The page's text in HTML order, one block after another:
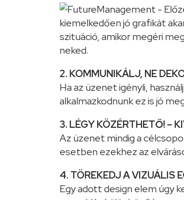
2. KOMMUNIKÁLJ, NE
Ha az üzenet igényli,
alkalmazkodnunk ez is jó
3. LÉGY KÖZÉRTHETŐ! –
Az üzenet mindig a
esetben ezekhez az
4. TÖREKEDJ A VIZUÁLIS
Egy adott design elem úgy